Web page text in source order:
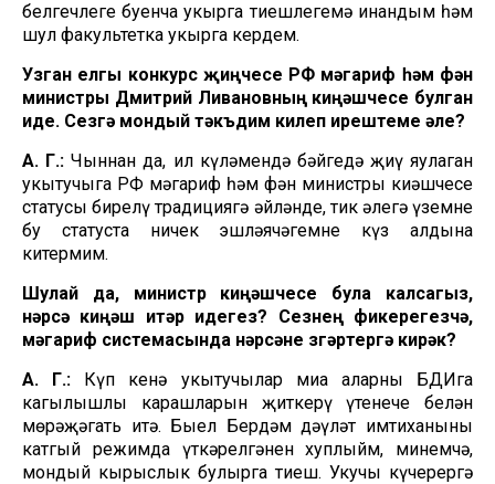
белгечлеге буенча укырга тиешлегемә инандым һәм
шул факультетка укырга кердем.
Узган елгы конкурс җиңүчесе РФ мәгариф һәм фән
министры Дмитрий Ливановның киңәшчесе булган
иде. Сезгә мондый тәкъдим килеп ирештеме әле?
А. Г.: Чыннан да, ил күләмендә бәйгедә җиңү яулаган
укытучыга РФ мәгариф һәм фән министры киңәшчесе
статусы бирелү традициягә әйләнде, тик әлегә үземнең
бу статуста ничек эшләячәгемне күз алдына
китермим.
Шулай да, министр киңәшчесе була калсагыз,
нәрсә киңәш итәр идегез? Сезнең фикерегезчә,
мәгариф системасында нәрсәне үзгәртергә кирәк?
А. Г.: Күп кенә укытучылар миңа аларның БДИга
кагылышлы карашларын җиткерү үтенече белән
мөрәҗәгать итә. Быел Бердәм дәүләт имтиханының
катгый режимда үткәрелгәнен хуплыйм, минемчә,
мондый кырыслык булырга тиеш. Укучы күчерергә